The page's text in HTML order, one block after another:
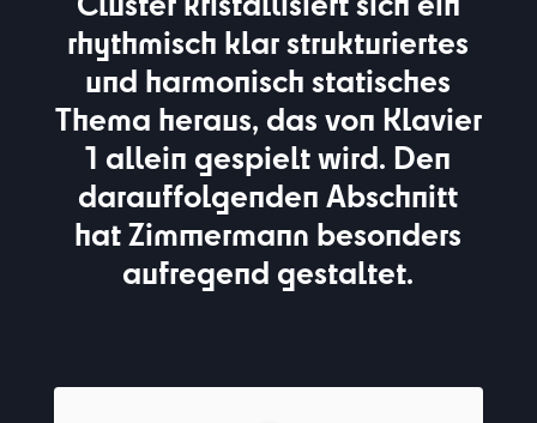
rhythmisch klar strukturiertes
und harmonisch statisches
Thema heraus, das von Klavier
1 allein gespielt wird. Den
darauffolgenden Abschnitt
hat Zimmermann besonders
aufregend gestaltet.